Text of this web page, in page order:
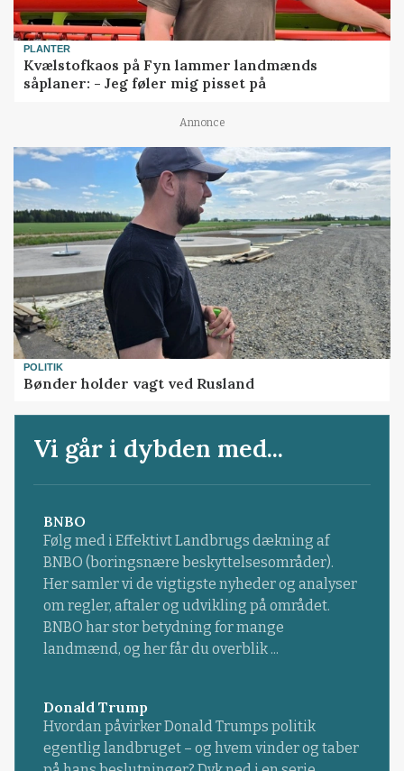
PLANTER
Kvælstofkaos på Fyn lammer landmænds
såplaner: - Jeg føler mig pisset på
Annonce
POLITIK
Bønder holder vagt ved Rusland
Vi går i dybden med...
BNBO
Følg med i Effektivt Landbrugs dækning af
BNBO (boringsnære beskyttelsesområder).
Her samler vi de vigtigste nyheder og analyser
om regler, aftaler og udvikling på området.
BNBO har stor betydning for mange
landmænd, og her får du overblik ...
Donald Trump
Hvordan påvirker Donald Trumps politik
egentlig landbruget – og hvem vinder og taber